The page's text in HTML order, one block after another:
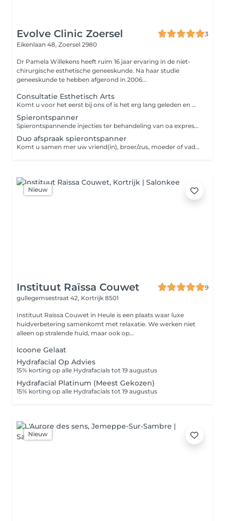
Evolve Clinic Zoersel
3
Eikenlaan 48, Zoersel 2980
Dr Pamela Willekens heeft ruim 16 jaar ervaring in de niet-
chirurgische esthetische geneeskunde. Na haar studie
geneeskunde te hebben afgerond in 2006...
Consultatie Esthetisch Arts
Komt u voor het eerst bij ons of is het erg lang geleden en wenst u een verkennend gesprek over de verschillende mogelijkheden voor u? Eén van onze artsen staat u graag te woord.
Spierontspanner
Spierontspannende injecties ter behandeling van oa expressielijnen, spanningshoofdpijn, kaakklemmen,huidverbetering vanaf 85€
Duo afspraak spierontspanner
Komt u samen mer uw vriend(in), broer/zus, moeder of vader of ... ? Dan kan u deze duo behandeling kiezen.
Nieuw
Instituut Raïssa Couwet
9
gullegemsestraat 42, Kortrijk 8501
Instituut Raïssa Couwet in Heule is een plaats waar luxe
huidverbetering samenkomt met relaxatie. We werken niet
alleen op stralende huid, maar ook op...
Icoone Gelaat
Hydrafacial Op Advies
15% korting op alle Hydrafacials tot 19 augustus
Hydrafacial Platinum (Meest Gekozen)
15% korting op alle Hydrafacials tot 19 augustus
Nieuw